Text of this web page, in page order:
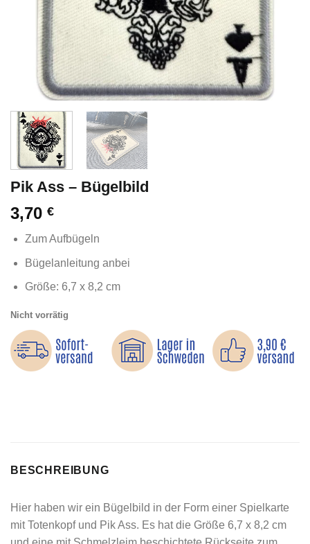
Pik Ass – Bügelbild
3,70 €
Zum Aufbügeln
Bügelanleitung anbei
Größe: 6,7 x 8,2 cm
Nicht vorrätig
BESCHREIBUNG
Hier haben wir ein Bügelbild in der Form einer Spielkarte
mit Totenkopf und Pik Ass. Es hat die Größe 6,7 x 8,2 cm